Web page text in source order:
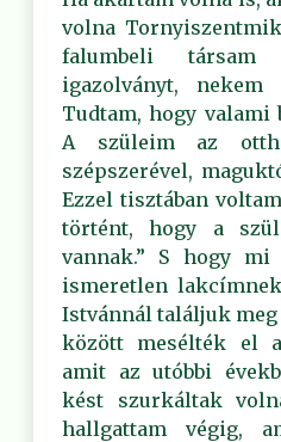
volna
falumbeli társam
igazolványt,
Tudtam, hogy valami
A szüleim az
szépszerével,
Ezzel tisztában
történt, hogy a
vannak.” S hogy
ismeretlen
Istvánnál találjuk meg
között mesélték el
amit az utóbbi
kést szurkáltak
hallgattam végig,